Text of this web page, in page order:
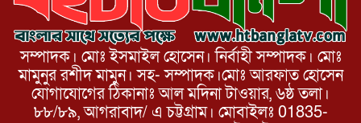
সম্পাদক। মোঃ ইসমাইল হোসেন। নির্বাহী সম্পাদক। মোঃ
মামুনুর রশীদ মামুন। সহ- সম্পাদক।মোঃ আরফাত হোসেন
যোগাযোগের ঠিকানাঃ আল মদিনা টাওয়ার, ৬ষ্ঠ তলা।
৮৮/৮৯, আগরাবাদ/ এ চট্টগ্রাম। মোবাইলঃ 01835-